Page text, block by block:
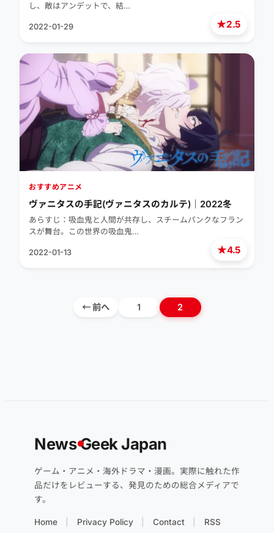
★2.5
し、敵はアンデットで、結…
2022-01-29
★4.5
おすすめアニメ
ヴァニタスの手記(ヴァニタスのカルテ)｜2022冬
あらすじ：吸血鬼と人間が共存し、スチームパンクなフラン
スが舞台。この世界の吸血鬼…
2022-01-13
← 前へ 1 2
NewsGeek Japan
ゲーム・アニメ・海外ドラマ・漫画。実際に触れた作
品だけをレビューする、発見のための総合メディアで
す。
Home Privacy Policy Contact RSS